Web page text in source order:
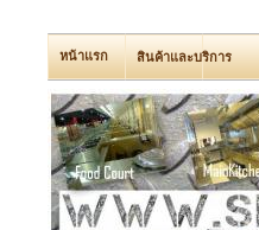
หน้าแรก สินค้าและบริการ